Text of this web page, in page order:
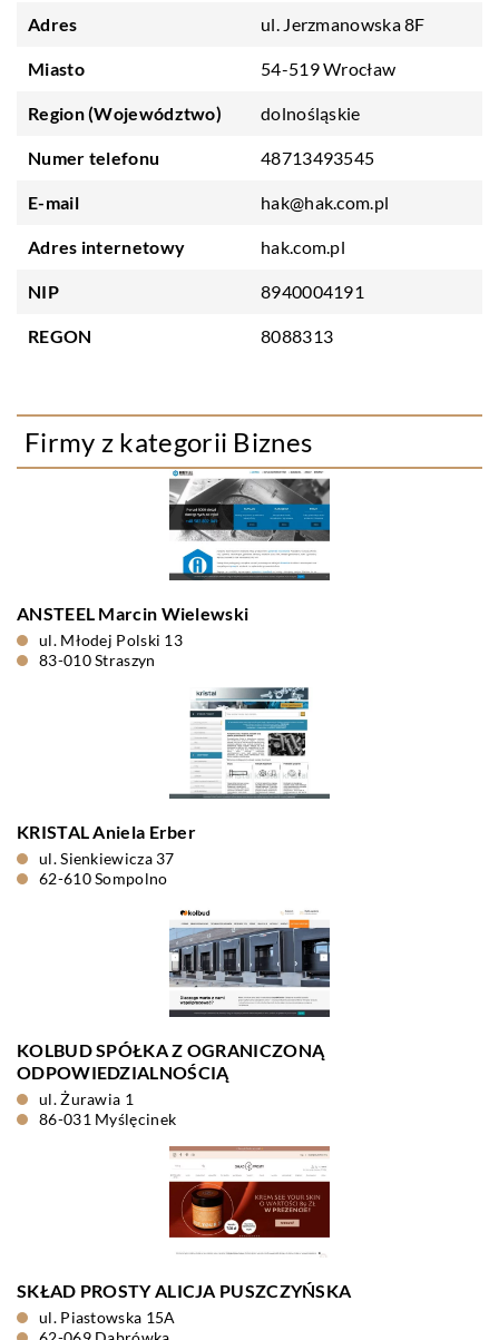
Adres ul. Jerzmanowska 8F
Miasto 54-519 Wrocław
Region (Województwo) dolnośląskie
Numer telefonu 48713493545
E-mail hak@hak.com.pl
Adres internetowy hak.com.pl
NIP 8940004191
REGON 8088313
Firmy z kategorii Biznes
ANSTEEL Marcin Wielewski
ul. Młodej Polski 13
83-010 Straszyn
KRISTAL Aniela Erber
ul. Sienkiewicza 37
62-610 Sompolno
KOLBUD SPÓŁKA Z OGRANICZONĄ
ODPOWIEDZIALNOŚCIĄ
ul. Żurawia 1
86-031 Myślęcinek
SKŁAD PROSTY ALICJA PUSZCZYŃSKA
ul. Piastowska 15A